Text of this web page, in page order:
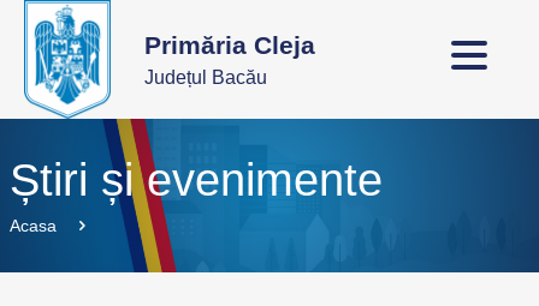
Primăria Cleja
Județul Bacău
Știri și evenimente
Acasa